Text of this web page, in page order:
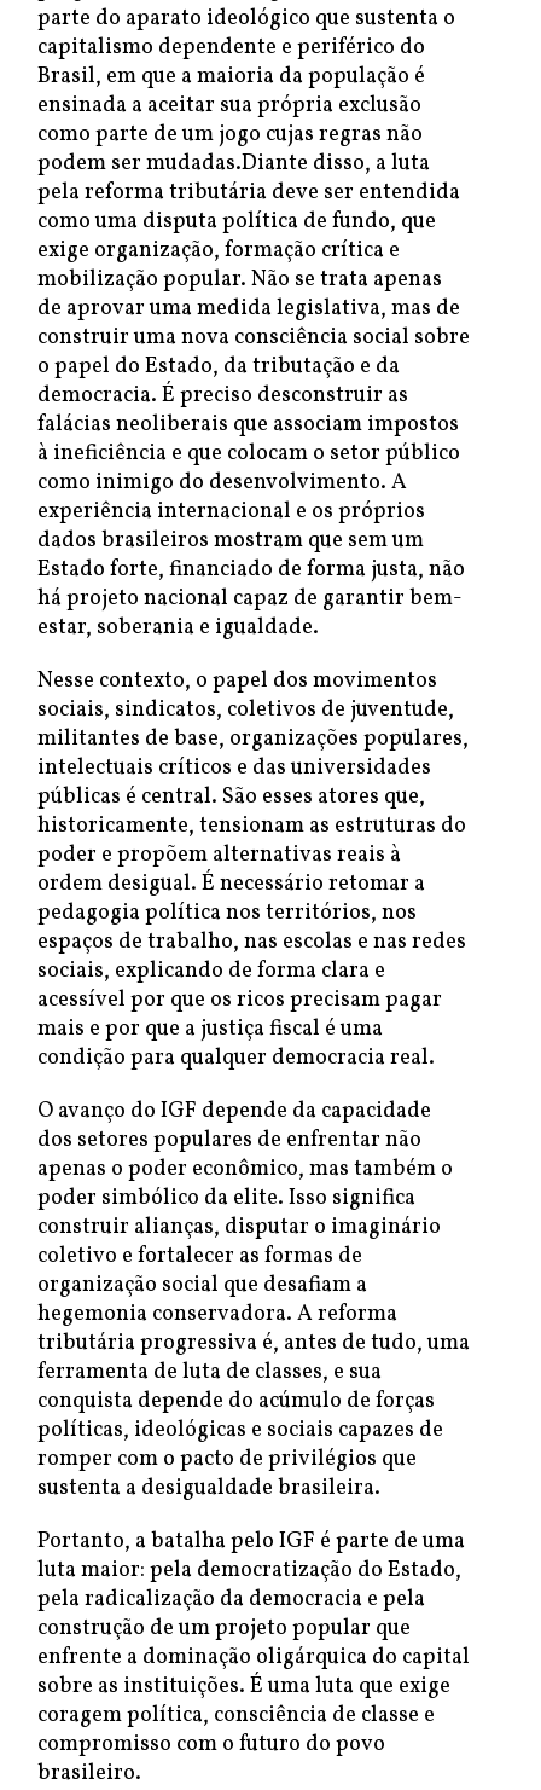
parte do aparato ideológico que sustenta o
capitalismo dependente e periférico do
Brasil, em que a maioria da população é
ensinada a aceitar sua própria exclusão
como parte de um jogo cujas regras não
podem ser mudadas.Diante disso, a luta
pela reforma tributária deve ser entendida
como uma disputa política de fundo, que
exige organização, formação crítica e
mobilização popular. Não se trata apenas
de aprovar uma medida legislativa, mas de
construir uma nova consciência social sobre
o papel do Estado, da tributação e da
democracia. É preciso desconstruir as
falácias neoliberais que associam impostos
à ineficiência e que colocam o setor público
como inimigo do desenvolvimento. A
experiência internacional e os próprios
dados brasileiros mostram que sem um
Estado forte, financiado de forma justa, não
há projeto nacional capaz de garantir bem-
estar, soberania e igualdade.
Nesse contexto, o papel dos movimentos
sociais, sindicatos, coletivos de juventude,
militantes de base, organizações populares,
intelectuais críticos e das universidades
públicas é central. São esses atores que,
historicamente, tensionam as estruturas do
poder e propõem alternativas reais à
ordem desigual. É necessário retomar a
pedagogia política nos territórios, nos
espaços de trabalho, nas escolas e nas redes
sociais, explicando de forma clara e
acessível por que os ricos precisam pagar
mais e por que a justiça fiscal é uma
condição para qualquer democracia real.
O avanço do IGF depende da capacidade
dos setores populares de enfrentar não
apenas o poder econômico, mas também o
poder simbólico da elite. Isso significa
construir alianças, disputar o imaginário
coletivo e fortalecer as formas de
organização social que desafiam a
hegemonia conservadora. A reforma
tributária progressiva é, antes de tudo, uma
ferramenta de luta de classes, e sua
conquista depende do acúmulo de forças
políticas, ideológicas e sociais capazes de
romper com o pacto de privilégios que
sustenta a desigualdade brasileira.
Portanto, a batalha pelo IGF é parte de uma
luta maior: pela democratização do Estado,
pela radicalização da democracia e pela
construção de um projeto popular que
enfrente a dominação oligárquica do capital
sobre as instituições. É uma luta que exige
coragem política, consciência de classe e
compromisso com o futuro do povo
brasileiro.